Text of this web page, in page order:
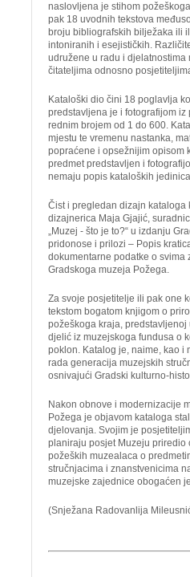
naslovljena je stihom
pak 18 uvodnih tekstova
broju bibliografskih bilježaka ili
intoniranih i esejističkih.
udružene u radu i
čitateljima odnosno
Kataloški dio čini 18 poglavlja
predstavljena je i fotografijom
rednim brojem od 1 do 600.
mjestu te vremenu nastanka,
popraćene i opsežnijim opisom
predmet predstavljen i
nemaju popis kataloških
Čist i pregledan dizajn
dizajnerica Maja Gjajić,
„Muzej - što je to?“ u izdanju
pridonose i prilozi – Popis
dokumentarne podatke o
Gradskoga muzeja Požega.
Za svoje posjetitelje ili pak one
tekstom bogatom knjigom o
požeškoga kraja,
djelić iz muzejskoga fundusa o
poklon. Katalog je, naime, kao i
rada generacija muzejskih
osnivajući Gradski kulturno-
Nakon obnove i modernizacije
Požega je objavom kataloga
djelovanja. Svojim je
planiraju posjet Muzeju priredio
požeških muzealaca o
stručnjacima i znanstvenicima
muzejske zajednice obogaćen
(Snježana Radovanlija